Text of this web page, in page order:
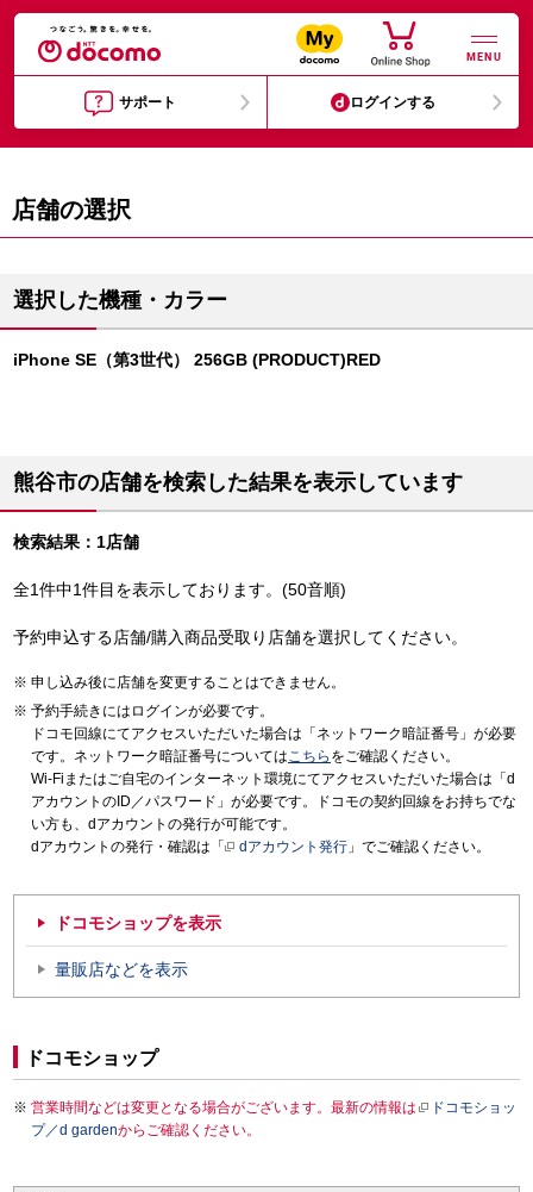
MENU
サポート ログインする
店舗の選択
選択した機種・カラー
iPhone SE（第3世代） 256GB (PRODUCT)RED
熊谷市の店舗を検索した結果を表示しています
検索結果：1店舗
全1件中1件目を表示しております。(50音順)
予約申込する店舗/購入商品受取り店舗を選択してください。
申し込み後に店舗を変更することはできません。
予約手続きにはログインが必要です。
ドコモ回線にてアクセスいただいた場合は「ネットワーク暗証番号」が必要
です。ネットワーク暗証番号についてはこちら をご確認ください。
Wi-Fiまたはご自宅のインターネット環境にてアクセスいただいた場合は「d
アカウントのID／パスワード」が必要です。ドコモの契約回線をお持ちでな
い方も、dアカウントの発行が可能です。
dアカウントの発行・確認は「
dアカウント発行 」でご確認ください。
ドコモショップを表示
量販店などを表示
ドコモショップ
営業時間などは変更となる場合がございます。最新の情報は
ドコモショッ
プ／d gardenからご確認ください。